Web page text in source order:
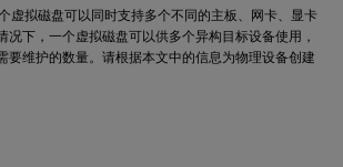
虚拟磁盘可以同时支持多个不同的主板、网卡、显卡
况下，一个虚拟磁盘可以供多个异构目标设备使用，
要维护的数量。请根据本文中的信息为物理设备创建